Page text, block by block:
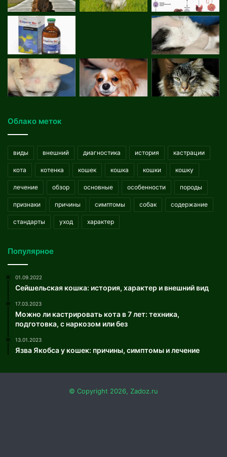
Облако меток
виды внешний диагностика история кастрации
кота котенка кошек кошка кошки кошку
лечение обзор основные особенности породы
признаки причины симптомы собак содержание
стандарты уход характер
Популярное
01.09.2022
Сейшельская кошка: история, характер и внешний вид
17.03.2023
Можно ли кастрировать кота в 7 лет: техника,
подготовка, с наркозом или без
13.01.2023
Язва Якобса у кошек: причины, симптомы и лечение
© Copyright 2026, Zadoz.ru